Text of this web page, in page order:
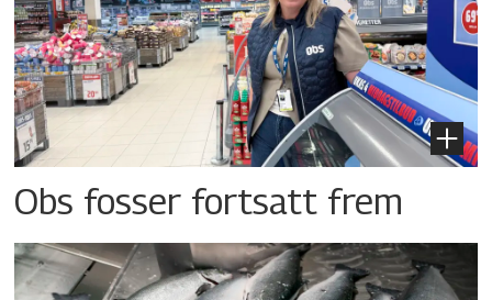
Obs fosser fortsatt frem